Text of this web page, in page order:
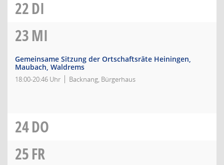
22DI
23MI
Gemeinsame Sitzung der Ortschaftsräte Heiningen,
Maubach, Waldrems
18:00-20:46 Uhr Backnang, Bürgerhaus
24DO
25FR